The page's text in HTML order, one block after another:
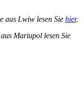
aus Lwiw lesen Sie hier.
Mariupol lesen Sie